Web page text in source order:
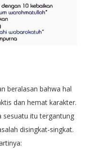
beralasan bahwa hal
dan hemat karakter.
sesuatu itu tergantung
disingkat-singkat.